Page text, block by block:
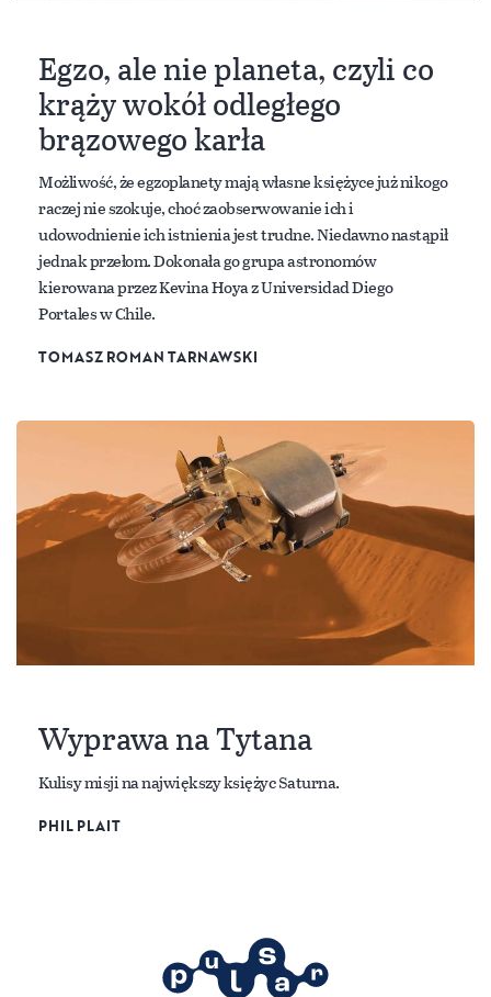
Egzo, ale nie planeta, czyli co
krąży wokół odległego
brązowego karła
Możliwość, że egzoplanety mają własne księżyce już nikogo
raczej nie szokuje, choć zaobserwowanie ich i
udowodnienie ich istnienia jest trudne. Niedawno nastąpił
jednak przełom. Dokonała go grupa astronomów
kierowana przez Kevina Hoya z Universidad Diego
Portales w Chile.
TOMASZ ROMAN TARNAWSKI
Wyprawa na Tytana
Kulisy misji na największy księżyc Saturna.
PHIL PLAIT